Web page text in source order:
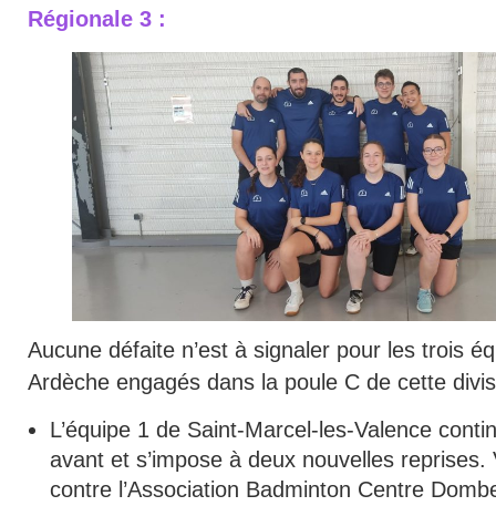
Régionale 3 :
Aucune défaite n’est à signaler pour les trois
Ardèche engagés dans la poule C de cette
L’équipe 1 de Saint-Marcel-les-Valence
avant et s’impose à deux nouvelles
contre l’Association Badminton Centre